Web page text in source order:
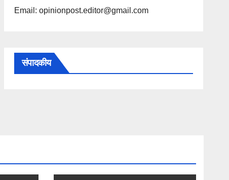
Email: opinionpost.editor@gmail.com
संपादकीय